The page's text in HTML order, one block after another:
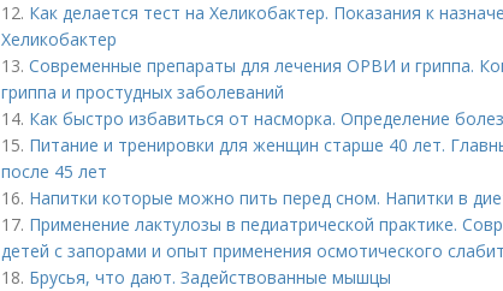
12. Как делается тест на Хеликобактер. Показания к
Хеликобактер
13. Современные препараты для лечения ОРВИ и гриппа.
гриппа и простудных заболеваний
14. Как быстро избавиться от насморка. Определение
15. Питание и тренировки для женщин старше 40 лет.
после 45 лет
16. Напитки которые можно пить перед сном. Напитки в
17. Применение лактулозы в педиатрической практике.
детей с запорами и опыт применения осмотического
18. Брусья, что дают. Задействованные мышцы